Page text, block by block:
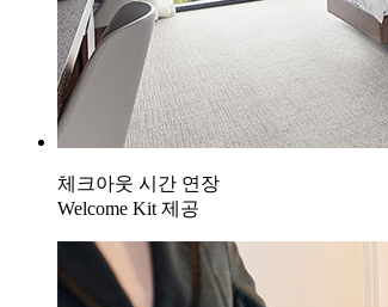
체크아웃 시간 연장
Welcome Kit 제공